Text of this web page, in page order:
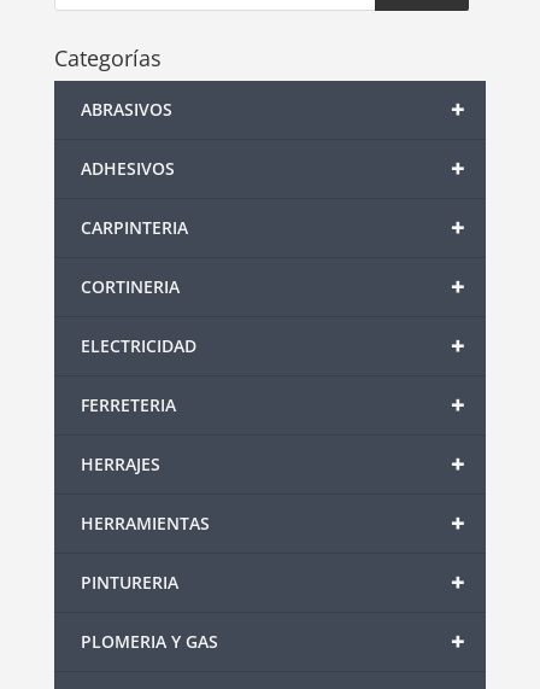
Categorías
+
ABRASIVOS
+
ADHESIVOS
+
CARPINTERIA
+
CORTINERIA
+
ELECTRICIDAD
+
FERRETERIA
+
HERRAJES
+
HERRAMIENTAS
+
PINTURERIA
+
PLOMERIA Y GAS